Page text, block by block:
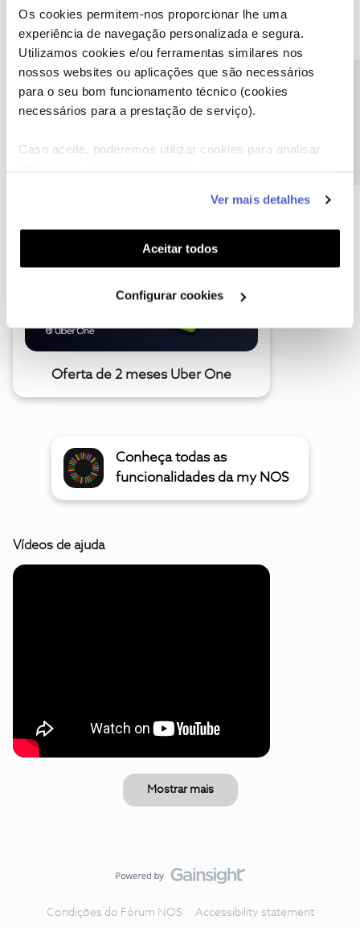
Os cookies permitem-nos proporcionar lhe uma
experiência de navegação personalizada e segura.
Utilizamos cookies e/ou ferramentas similares nos
nossos websites ou aplicações que são necessários
para o seu bom funcionamento técnico (cookies
necessários para a prestação de serviço).
Caso aceite, poderemos utilizar cookies para analisar
funcionalidades (cookies de personalização e
funcionalidade) e adaptar anúncios aos seus interesses
(cookies de publicidade personalizada). Pode gerir a
utilização dos cookies clicando em "Configurar
Ver mais detalhes
Aceitar todos
Configurar cookies
Oferta de 2 meses Uber One
Conheça todas as
funcionalidades da my NOS
Vídeos de ajuda
Mostrar mais
Condições do Fórum NOS Accessibility statement